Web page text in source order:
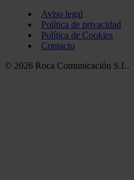
Aviso legal
Política de privacidad
Política de Cookies
Contacto
© 2026 Roca Comunicación S.L.